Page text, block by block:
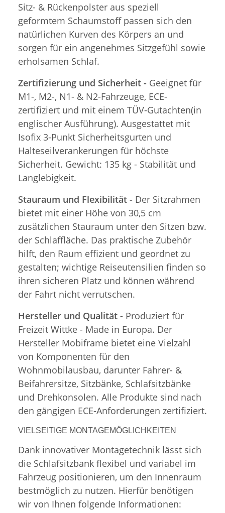
Sitz- & Rückenpolster aus speziell
geformtem Schaumstoff passen sich den
natürlichen Kurven des Körpers an und
sorgen für ein angenehmes Sitzgefühl sowie
erholsamen Schlaf.
Zertifizierung und Sicherheit - Geeignet für
M1-, M2-, N1- & N2-Fahrzeuge, ECE-
zertifiziert und mit einem TÜV-Gutachten(in
englischer Ausführung). Ausgestattet mit
Isofix 3-Punkt Sicherheitsgurten und
Halteseilverankerungen für höchste
Sicherheit. Gewicht: 135 kg - Stabilität und
Langlebigkeit.
Stauraum und Flexibilität - Der Sitzrahmen
bietet mit einer Höhe von 30,5 cm
zusätzlichen Stauraum unter den Sitzen bzw.
der Schlaffläche. Das praktische Zubehör
hilft, den Raum effizient und geordnet zu
gestalten; wichtige Reiseutensilien finden so
ihren sicheren Platz und können während
der Fahrt nicht verrutschen.
Hersteller und Qualität - Produziert für
Freizeit Wittke - Made in Europa. Der
Hersteller Mobiframe bietet eine Vielzahl
von Komponenten für den
Wohnmobilausbau, darunter Fahrer- &
Beifahrersitze, Sitzbänke, Schlafsitzbänke
und Drehkonsolen. Alle Produkte sind nach
den gängigen ECE-Anforderungen zertifiziert.
VIELSEITIGE MONTAGEMÖGLICHKEITEN
Dank innovativer Montagetechnik lässt sich
die Schlafsitzbank flexibel und variabel im
Fahrzeug positionieren, um den Innenraum
bestmöglich zu nutzen. Hierfür benötigen
wir von Ihnen folgende Informationen: